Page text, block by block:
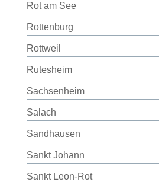
Rot am See
Rottenburg
Rottweil
Rutesheim
Sachsenheim
Salach
Sandhausen
Sankt Johann
Sankt Leon-Rot